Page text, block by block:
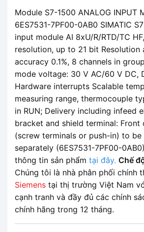
Module S7-1500 ANALOG INPUT
6ES7531-7PF00-0AB0 SIMATIC
input module AI 8xU/R/RTD/TC
resolution, up to 21 bit Resolution
accuracy 0.1%, 8 channels in
mode voltage: 30 V AC/60 V DC,
Hardware interrupts Scalable
measuring range, thermocouple
in RUN; Delivery including infeed
bracket and shield terminal: Front
(screw terminals or push-in) to be
separately (6ES7531-7PF00-
thông tin sản phẩm tại đây. Chế
Chúng tôi là nhà phân phối chính
Siemens tại thị trường Việt Nam
cạnh tranh và đầy đủ các chính
chính hãng trong 12 tháng.